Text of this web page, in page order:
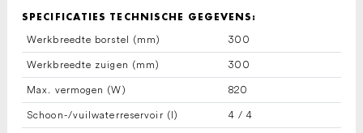
SPECIFICATIES TECHNISCHE GEGEVENS:
Werkbreedte borstel (mm) 300
Werkbreedte zuigen (mm) 300
Max. vermogen (W) 820
Schoon-/vuilwaterreservoir (l) 4 / 4